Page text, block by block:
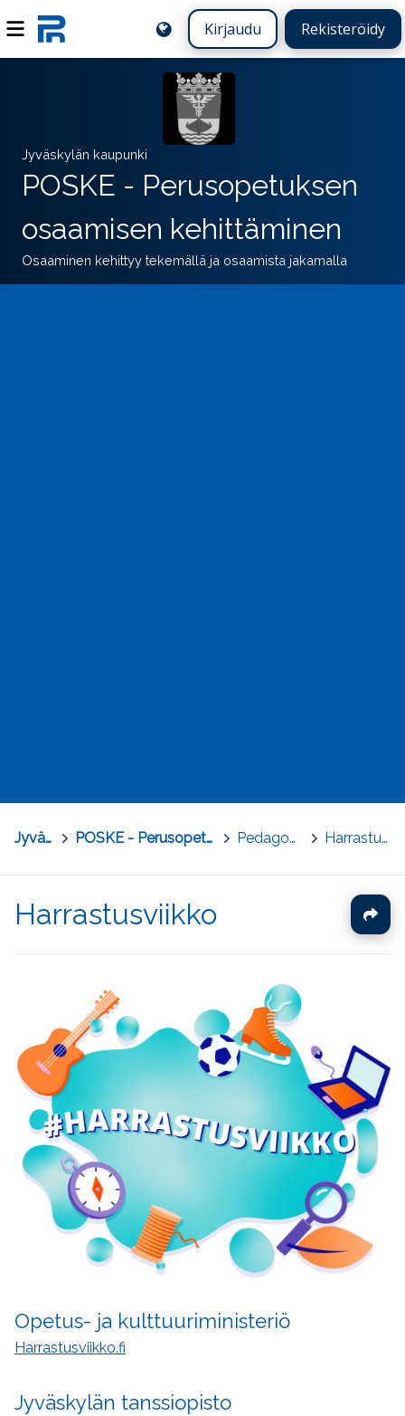
Kirjaudu Rekisteröidy
Jyväskylän kaupunki
POSKE - Perusopetuksen
osaamisen kehittäminen
Osaaminen kehittyy tekemällä ja osaamista jakamalla
Jyväskylä POSKE - Perusopetuksen osaamisen kehittäminen Pedagogiset materiaalit Harrastusviikko
Harrastusviikko
Opetus- ja kulttuuriministeriö
Harrastusviikko.fi
Jyväskylän tanssiopisto